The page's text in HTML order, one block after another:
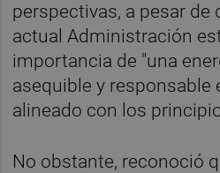
perspectivas, a pesar de
actual Administración
importancia de "una
asequible y responsable
alineado con los
No obstante, reconoció